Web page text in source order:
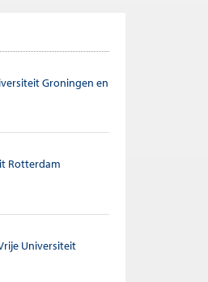
Groningen en
Rotterdam
Universiteit